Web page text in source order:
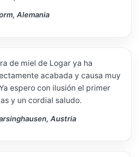
Alemania
de miel de Logar ya ha
acabada y causa muy
espero con ilusión el primer
y un cordial saludo.
Austria